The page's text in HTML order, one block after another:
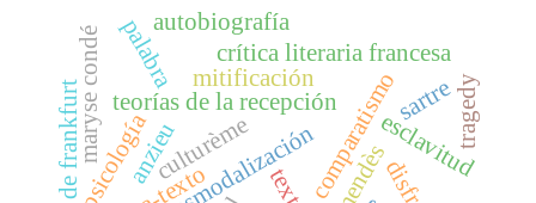
comparatismo
transmodalización
teorías de la recepción
crítica literaria francesa
psicología
mitificación
anzieu esclavitud
culturème
sartre
maryse condé tragedy
palabraautobiografía